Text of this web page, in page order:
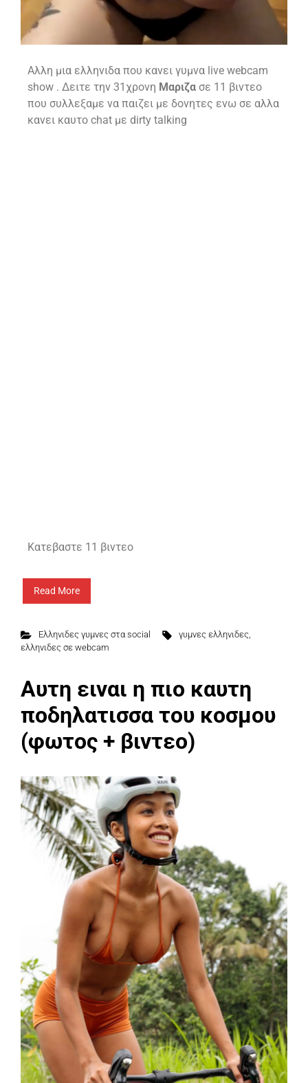
Aλλη μια ελληνιδα που κανει γυμνα live webcam
show . Δειτε την 31χρονη Μαριζα σε 11 βιντεο
που συλλεξαμε να παιζει με δονητες ενω σε αλλα
κανει καυτο chat με dirty talking
Κατεβαστε 11 βιντεο
Read More
Ελληνιδες γυμνες στα social γυμνες ελληνιδες,
ελληνιδες σε webcam
Αυτη ειναι η πιο καυτη
ποδηλατισσα του κοσμου
(φωτος + βιντεο)